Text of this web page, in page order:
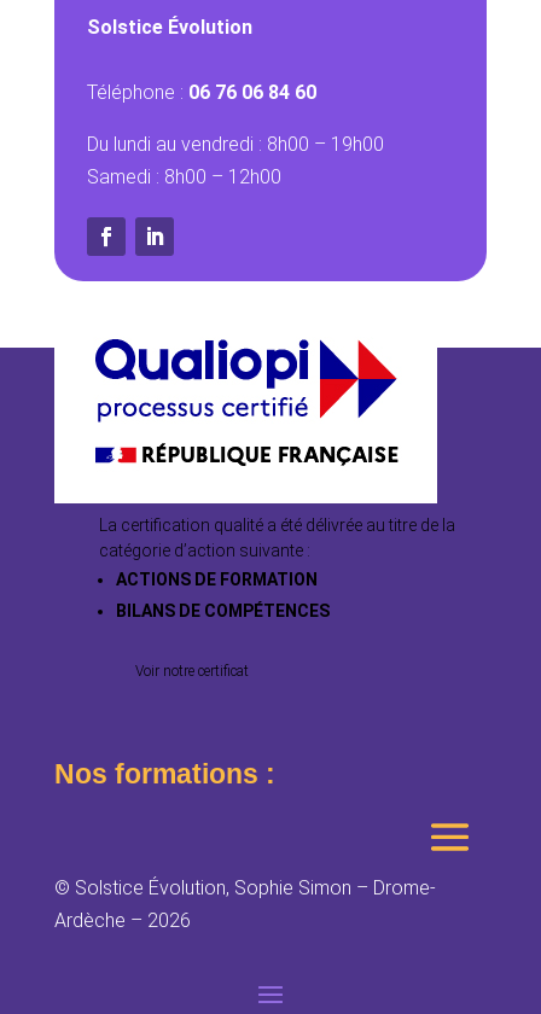
Solstice Évolution
Téléphone : 06 76 06 84 60
Du lundi au vendredi : 8h00 – 19h00
Samedi : 8h00 – 12h00
La certification qualité a été délivrée au titre de la
catégorie d’action suivante :
ACTIONS DE FORMATION
BILANS DE COMPÉTENCES
Voir notre certificat
Nos formations :
© Solstice Évolution, Sophie Simon – Drome-
Ardèche – 2026